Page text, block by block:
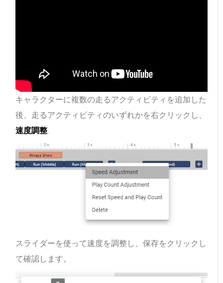
キャラクターに複数の走るアクティビティを追加した
後、走るアクティビティのいずれかを右クリックし、
速度調整.
スライダーを使って速度を調整し、保存をクリックし
て確認します。